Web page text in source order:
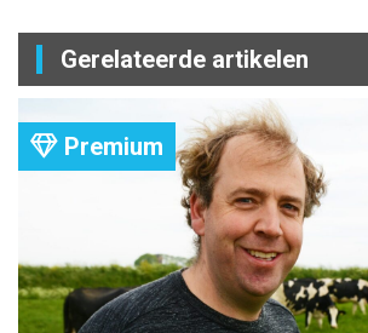
Gerelateerde artikelen
Premium